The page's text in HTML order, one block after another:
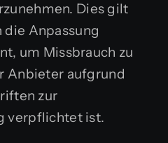
Dies gilt
die Anpassung
um Missbrauch zu
Anbieter aufgrund
zur
verpflichtet ist.